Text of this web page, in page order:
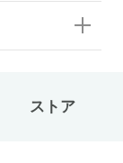
ストア